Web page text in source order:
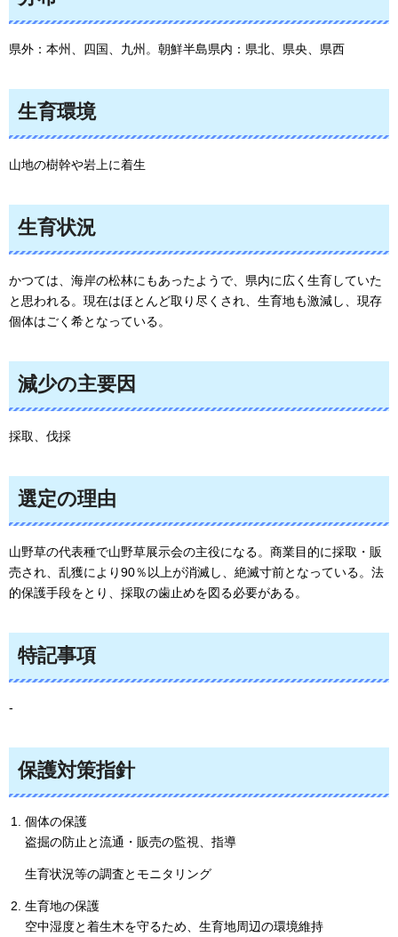
県外：本州、四国、九州。朝鮮半島県内：県北、県央、県西
生育環境
山地の樹幹や岩上に着生
生育状況
かつては、海岸の松林にもあったようで、県内に広く生育していた
と思われる。現在はほとんど取り尽くされ、生育地も激減し、現存
個体はごく希となっている。
減少の主要因
採取、伐採
選定の理由
山野草の代表種で山野草展示会の主役になる。商業目的に採取・販
売され、乱獲により90％以上が消滅し、絶滅寸前となっている。法
的保護手段をとり、採取の歯止めを図る必要がある。
特記事項
-
保護対策指針
個体の保護
盗掘の防止と流通・販売の監視、指導
生育状況等の調査とモニタリング
生育地の保護
空中湿度と着生木を守るため、生育地周辺の環境維持